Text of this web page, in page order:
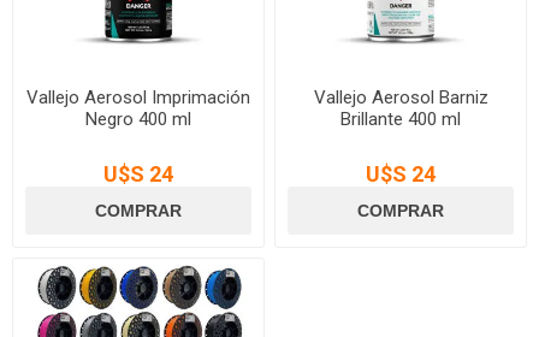
Vallejo Aerosol Imprimación
Negro 400 ml
U$S 24
Vallejo Aerosol Barniz
Brillante 400 ml
U$S 24